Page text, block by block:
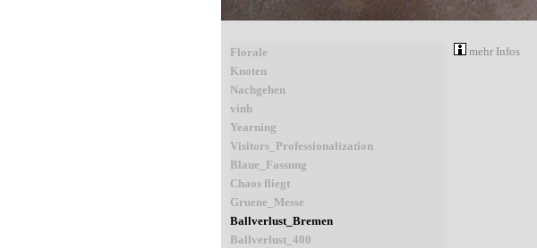
Florale
Knoten
Nachgehen
vinh
Yearning
Visitors_Professionalization
Blaue_Fassung
Chaos fliegt
Gruene_Messe
Ballverlust_Bremen
Ballverlust_400
mehr Infos